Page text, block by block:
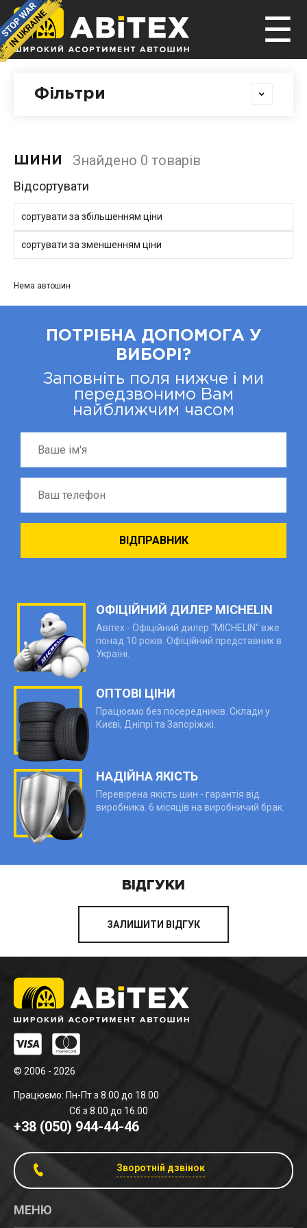
☰
Фільтри
ШИНИ Знайдено 0 товарів
Відсортувати
сортувати за збільшенням ціни
сортувати за зменшенням ціни
Нема автошин
ПОТРІБНА ДОПОМОГА У
ВИБОРІ?
Заповніть поля нижче і ми
передзвонимо Вам
найближчим часом
ОФІЦІЙНИЙ ДИЛЕР MICHELIN
Авітех - Офіційний дилер "MICHELIN" вже
понад 10 років. Офіційний представник в
Україні.
ОПТОВІ ЦІНИ
Працюємо без посередників. Склади у
Києві, Дніпрі та Запоріжжі.
НАДІЙНА ЯКІСТЬ
Перевірена якість шин - гарантія від
виробника. 6 місяців на виробничий брак.
ВІДГУКИ
ЗАЛИШИТИ ВІДГУК
© 2006 - 2026
Працюємо: Пн-Пт з 8.00 до 18.00
Сб з 8.00 до 16.00
+38 (050) 944-44-46
Зворотній дзвінок
МЕНЮ